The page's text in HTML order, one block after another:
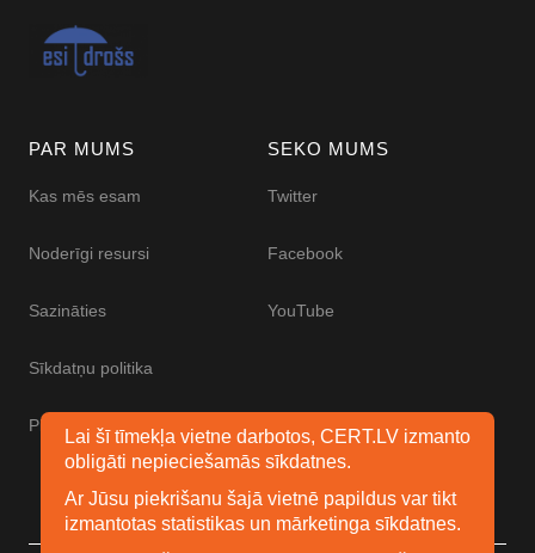
PAR MUMS
Kas mēs esam
Noderīgi resursi
Sazināties
Sīkdatņu politika
Piekļūstamības paziņojums
SEKO MUMS
Twitter
Facebook
YouTube
Lai šī tīmekļa vietne darbotos, CERT.LV izmanto
obligāti nepieciešamās sīkdatnes.
Ar Jūsu piekrišanu šajā vietnē papildus var tikt
izmantotas statistikas un mārketinga sīkdatnes.